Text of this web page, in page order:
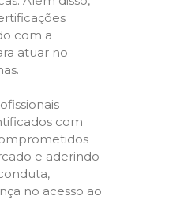
com a
atuar no
com
e aderindo
no acesso ao